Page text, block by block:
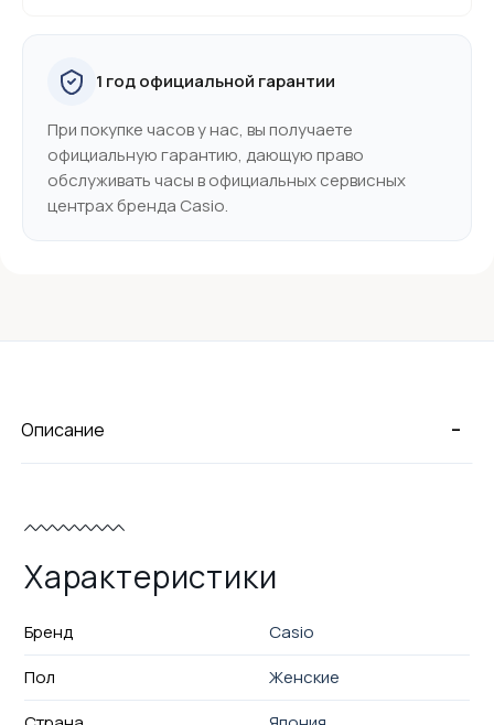
1 год официальной гарантии
При покупке часов у нас, вы получаете
официальную гарантию, дающую право
обслуживать часы в официальных сервисных
центрах бренда Casio.
-
Описание
Характеристики
Бренд
Casio
Пол
Женские